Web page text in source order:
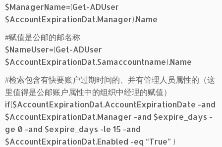
$ManagerName=(Get-ADUser
$AccountExpirationDat.Manager).Name
#赋值是公邮的邮名称
$NameUser=(Get-ADUser
$AccountExpirationDat.Samaccountname).Name
#检索包含有快要账户过期时间的、并有管理人员属性的（这
里值得是公邮账户属性中的组织中经理的赋值）
if($AccountExpirationDat.AccountExpirationDate -and
$AccountExpirationDat.Manager -and $expire_days -
ge 0 -and $expire_days -le 15 -and
$AccountExpirationDat.Enabled -eq “True” )